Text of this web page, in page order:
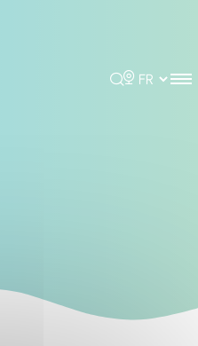
Rechercher
Choisir la